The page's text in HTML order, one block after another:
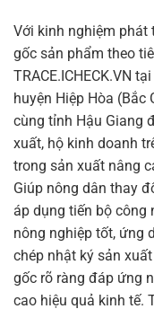
Với kinh nghiệm phát
gốc sản phẩm theo
TRACE.ICHECK.VN
huyện Hiệp Hòa
cùng tỉnh Hậu Giang
xuất, hộ kinh doanh
trong sản xuất nâng
Giúp nông dân thay
áp dụng tiến bộ công
nông nghiệp tốt, ứng
chép nhật ký sản
gốc rõ ràng đáp ứng
cao hiệu quả kinh tế.